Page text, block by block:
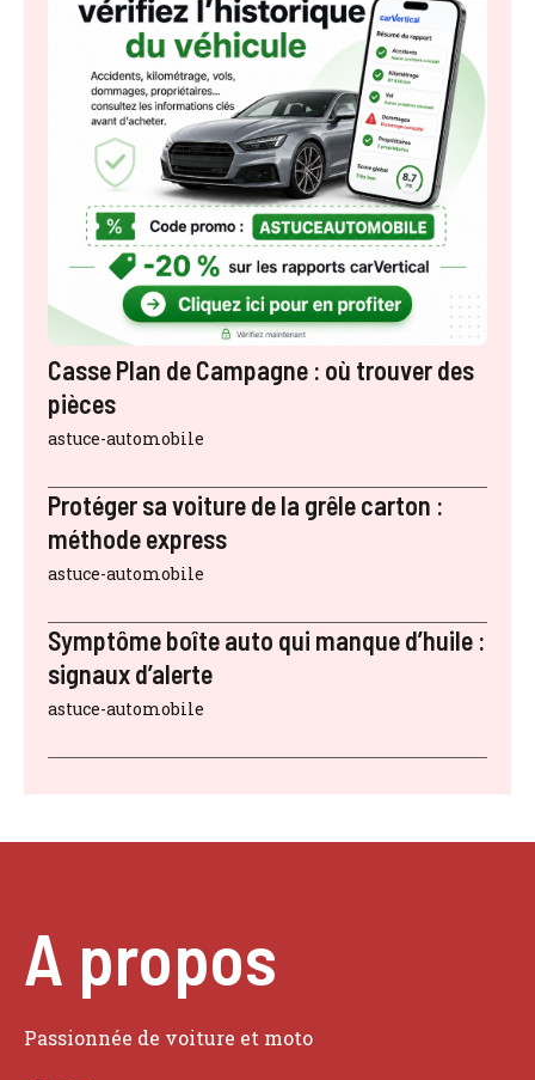
Casse Plan de Campagne : où trouver des
pièces
astuce-automobile
Protéger sa voiture de la grêle carton :
méthode express
astuce-automobile
Symptôme boîte auto qui manque d’huile :
signaux d’alerte
astuce-automobile
A propos
Passionnée de voiture et moto